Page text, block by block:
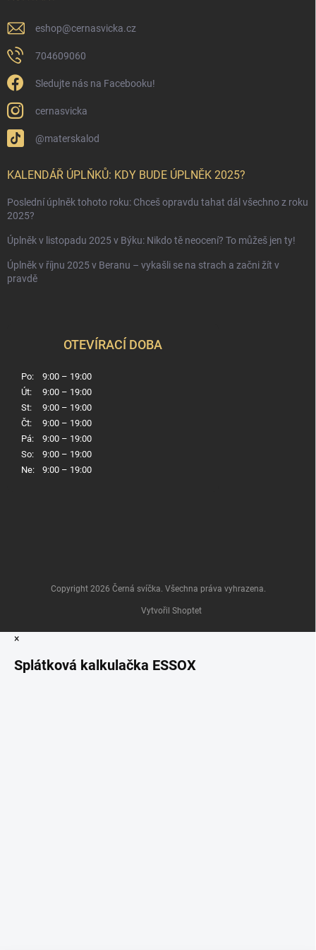
eshop@cernasvicka.cz
704609060
Sledujte nás na Facebooku!
cernasvicka
@materskalod
KALENDÁŘ ÚPLŇKŮ: KDY BUDE ÚPLNĚK 2025?
Poslední úplněk tohoto roku: Chceš opravdu tahat dál všechno z roku
2025?
Úplněk v listopadu 2025 v Býku: Nikdo tě neocení? To můžeš jen ty!
Úplněk v říjnu 2025 v Beranu – vykašli se na strach a začni žít v
pravdě
OTEVÍRACÍ DOBA
Po:
9:00 – 19:00
Út:
9:00 – 19:00
St:
9:00 – 19:00
Čt:
9:00 – 19:00
Pá:
9:00 – 19:00
So:
9:00 – 19:00
Ne:
9:00 – 19:00
Vytvořil Shoptet
Copyright 2026 Černá svíčka. Všechna práva vyhrazena.
×
Splátková kalkulačka ESSOX